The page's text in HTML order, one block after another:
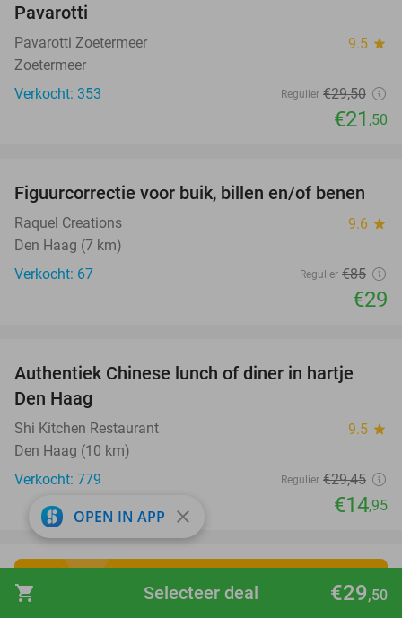
shopping_cart €29,50
Selecteer deal
Pavarotti
Pavarotti Zoetermeer 9.5 star
Zoetermeer
Verkocht: 353
Regulier €29,50
€21 ,50
66%
Figuurcorrectie voor buik, billen en/of benen
Raquel Creations 9.6 star
Den Haag (7 km)
Verkocht: 67
Regulier €85
€29
49%
Authentiek Chinese lunch of diner in hartje
Den Haag
Shi Kitchen Restaurant 9.5 star
Den Haag (10 km)
Verkocht: 779
Regulier €29,45
€14,95
Ontdek de leukste
OPEN IN APP close